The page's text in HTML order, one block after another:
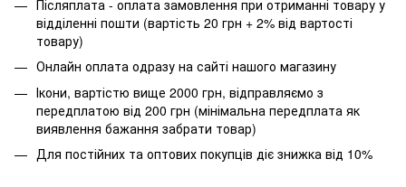
Післяплата - оплата замовлення при отриманні товару у
відділенні пошти (вартість 20 грн + 2% від вартості
товару)
Онлайн оплата одразу на сайті нашого магазину
Ікони, вартістю вище 2000 грн, відправляємо з
передплатою від 200 грн (мінімальна передплата як
виявлення бажання забрати товар)
Для постійних та оптових покупців діє знижка від 10%